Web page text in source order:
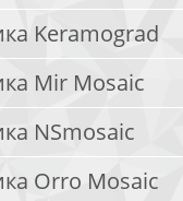
Keramograd
Mir Mosaic
NSmosaic
Orro Mosaic